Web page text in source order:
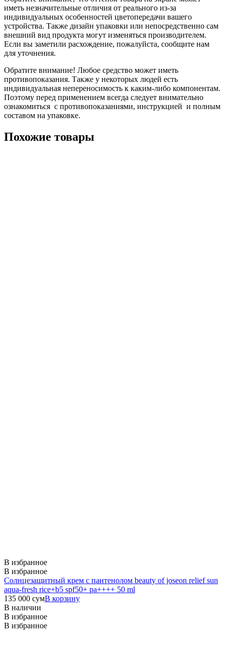
иметь незначительные отличия от реального из-за
индивидуальных особенностей цветопередачи вашего
устройства. Также дизайн упаковки или непосредственно сам
внешний вид продукта могут изменяться производителем.
Если вы заметили расхождение, пожалуйста, сообщите нам
для уточнения.
Обратите внимание! Любое средство может иметь
противопоказания. Также у некоторых людей есть
индивидуальная непереносимость к каким-либо компонентам.
Поэтому перед применением всегда следует внимательно
ознакомиться с противопоказаниями, инструкцией и полным
составом на упаковке.
Похожие товары
В избранное
В избранное
Cолнцезащитный крем с пантенолом beauty of joseon relief sun
aqua-fresh rice+b5 spf50+ pa++++ 50 ml
135 000 сумВ корзину
В наличии
В избранное
В избранное